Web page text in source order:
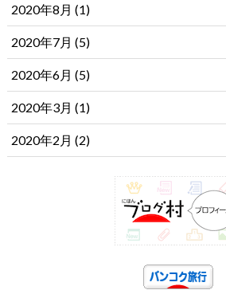
2020年8月 (1)
2020年7月 (5)
2020年6月 (5)
2020年3月 (1)
2020年2月 (2)